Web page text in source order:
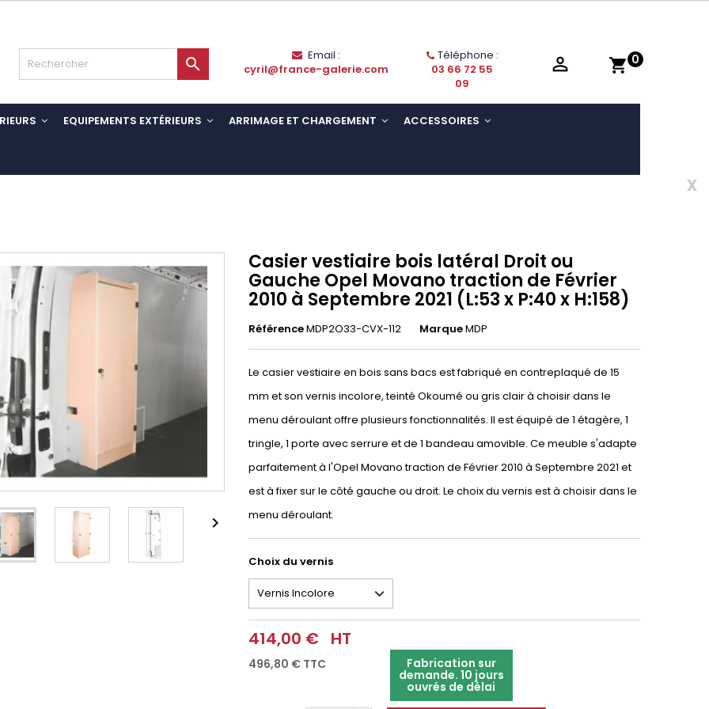
shopping_cart 0

Email :
cyril@france-galerie.com
Téléphone :
03 66 72 55
09

EQUIPEMENTS EXTÉRIEURS ARRIMAGE ET CHARGEMENT ACCESSOIRES
x

Casier vestiaire bois latéral Droit ou
Gauche Opel Movano traction de Février
2010 à Septembre 2021 (L:53 x P:40 x H:158)
RéférenceMDP2O33-CVX-112 MarqueMDP
Le casier vestiaire en bois sans bacs est fabriqué en contreplaqué de 15
mm et son vernis incolore, teinté Okoumé ou gris clair à choisir dans le
menu déroulant offre plusieurs fonctionnalités. Il est équipé de 1 étagère, 1
tringle, 1 porte avec serrure et de 1 bandeau amovible. Ce meuble s'adapte
parfaitement à l'Opel Movano traction de Février 2010 à Septembre 2021 et
est à fixer sur le côté gauche ou droit. Le choix du vernis est à choisir dans le
menu déroulant.
Choix du vernis
414,00 € HT
496,80 € TTC Fabrication sur
demande. 10 jours
ouvrés de délai